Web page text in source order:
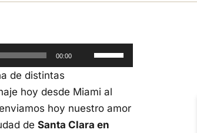
00:00
Utiliza
las
de distintas
hoy desde Miami al
hoy nuestro amor
de Santa Clara en